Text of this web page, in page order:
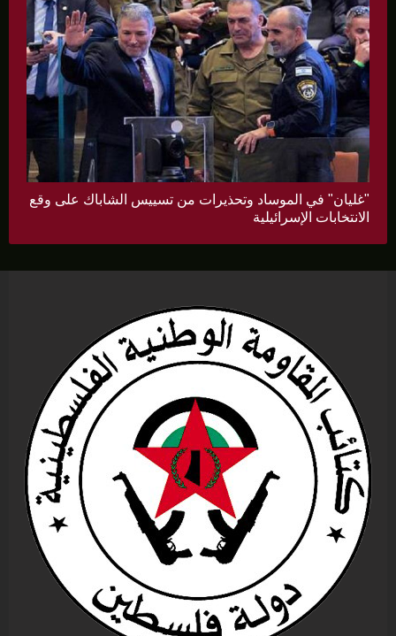
"غليان" في الموساد وتحذيرات من تسييس الشاباك على وقع
الانتخابات الإسرائيلية